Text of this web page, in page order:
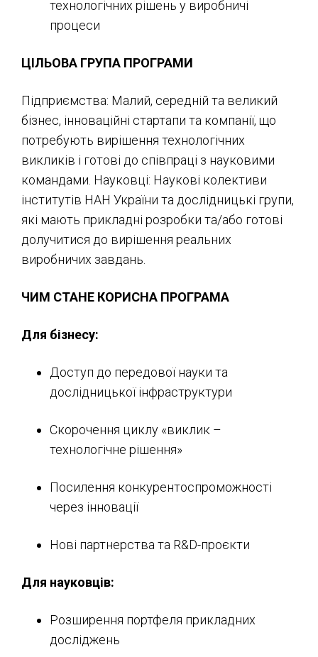
технологічних рішень у виробничі
процеси
ЦІЛЬОВА ГРУПА ПРОГРАМИ
Підприємства: Малий, середній та великий
бізнес, інноваційні стартапи та компанії, що
потребують вирішення технологічних
викликів і готові до співпраці з науковими
командами. Науковці: Наукові колективи
інститутів НАН України та дослідницькі групи,
які мають прикладні розробки та/або готові
долучитися до вирішення реальних
виробничих завдань.
ЧИМ СТАНЕ КОРИСНА ПРОГРАМА
Для бізнесу:
Доступ до передової науки та
дослідницької інфраструктури
Скорочення циклу «виклик –
технологічне рішення»
Посилення конкурентоспроможності
через інновації
Нові партнерства та R&D-проєкти
Для науковців:
Розширення портфеля прикладних
досліджень